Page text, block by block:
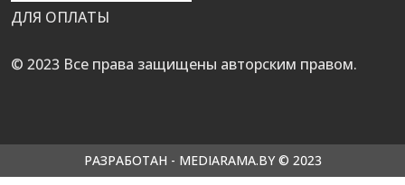
ДЛЯ ОПЛАТЫ
© 2023 Все права защищены авторским правом.
РАЗРАБОТАН - MEDIARAMA.BY © 2023